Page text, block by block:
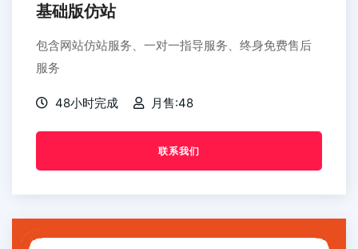
基础版仿站
包含网站仿站服务、一对一指导服务、终身免费售后
服务
48小时完成 月售:48
联系我们